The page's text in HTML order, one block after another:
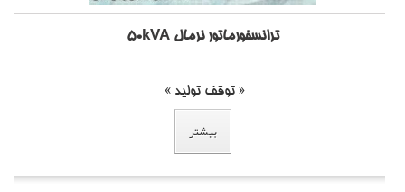
ترانسفورماتور نرمال 50kVA
« توقف تولید »
بیشتر